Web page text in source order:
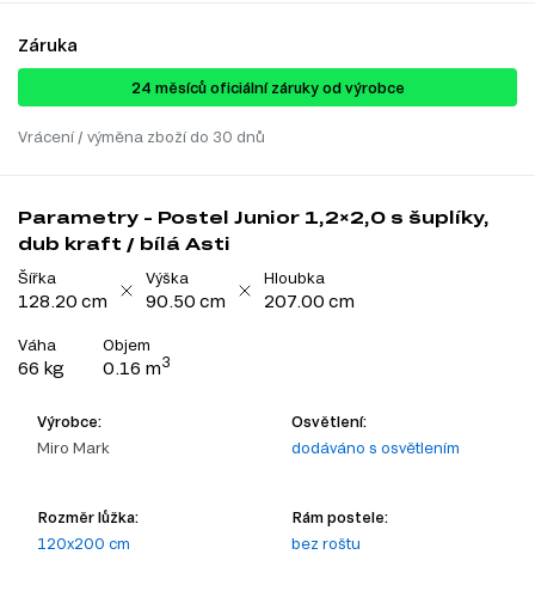
Záruka
24 ​​​​měsíců oficiální záruky od výrobce
Vrácení / výměna zboží do 30 dnů
Parametry - Postel Junior 1,2×2,0 s šuplíky,
dub kraft / bílá Asti
Šířka
128.20 cm
Výška
90.50 cm
Hloubka
207.00 cm
Váha
66 kg
Objem
0.16 m3
Výrobce:
Miro Mark
Osvětlení:
dodáváno s osvětlením
Rozměr lůžka:
120x200 cm
Rám postele:
bez roštu